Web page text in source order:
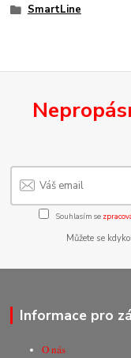
SmartLine
Souhlasím se
Můžete se
Informace pro
O nás